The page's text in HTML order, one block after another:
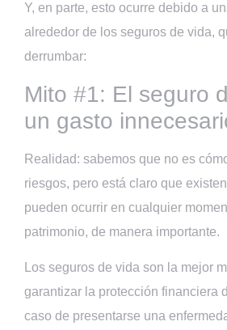
Y, en parte, esto ocurre debido a
alrededor de los seguros de vida,
derrumbar:
Mito #1: El seguro
un gasto
Realidad: sabemos que no es
riesgos, pero está claro que
pueden ocurrir en cualquier
patrimonio, de manera importante.
Los seguros de vida son la mejor
garantizar la protección financiera
caso de presentarse una